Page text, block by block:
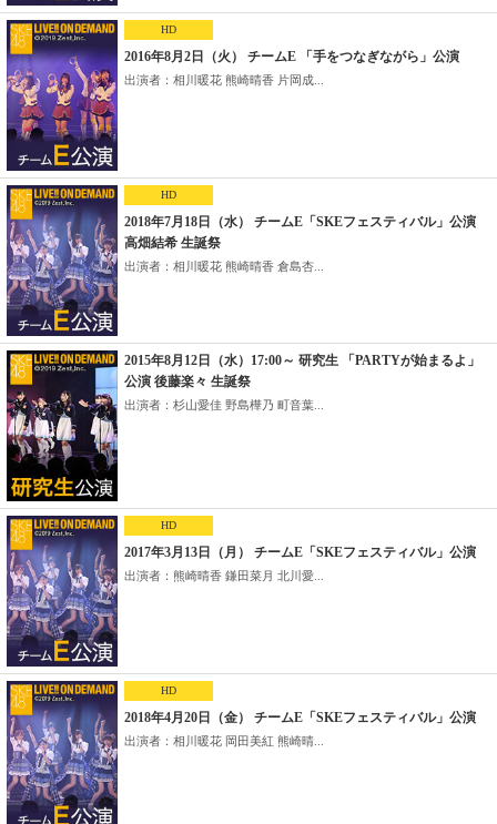
HD
2016年8月2日（火） チームE 「手をつなぎながら」公演
出演者：相川暖花 熊崎晴香 片岡成...
HD
2018年7月18日（水） チームE「SKEフェスティバル」公演
高畑結希 生誕祭
出演者：相川暖花 熊崎晴香 倉島杏...
2015年8月12日（水）17:00～ 研究生 「PARTYが始まるよ」
公演 後藤楽々 生誕祭
出演者：杉山愛佳 野島樺乃 町音葉...
HD
2017年3月13日（月） チームE「SKEフェスティバル」公演
出演者：熊崎晴香 鎌田菜月 北川愛...
HD
2018年4月20日（金） チームE「SKEフェスティバル」公演
出演者：相川暖花 岡田美紅 熊崎晴...